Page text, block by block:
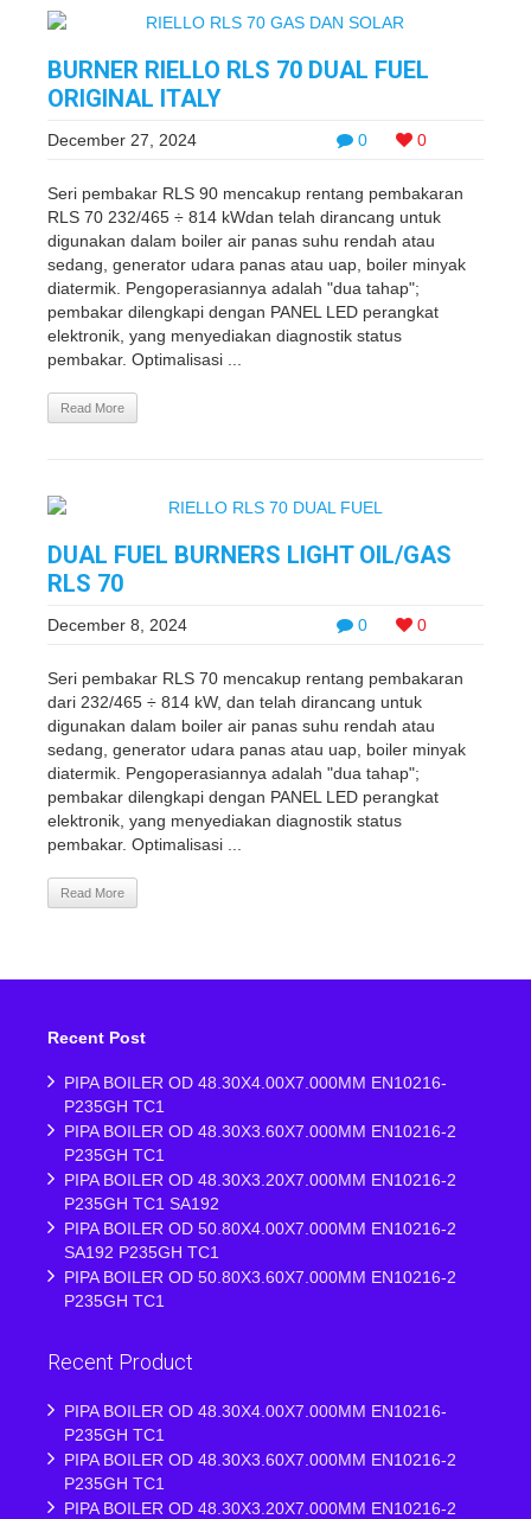
BURNER RIELLO RLS 70 DUAL FUEL
ORIGINAL ITALY
0 0
December 27, 2024
Seri pembakar RLS 90 mencakup rentang pembakaran
RLS 70 232/465 ÷ 814 kWdan telah dirancang untuk
digunakan dalam boiler air panas suhu rendah atau
sedang, generator udara panas atau uap, boiler minyak
diatermik. Pengoperasiannya adalah "dua tahap";
pembakar dilengkapi dengan PANEL LED perangkat
elektronik, yang menyediakan diagnostik status
pembakar. Optimalisasi ...
Read More
DUAL FUEL BURNERS LIGHT OIL/GAS
RLS 70
0 0
December 8, 2024
Seri pembakar RLS 70 mencakup rentang pembakaran
dari 232/465 ÷ 814 kW, dan telah dirancang untuk
digunakan dalam boiler air panas suhu rendah atau
sedang, generator udara panas atau uap, boiler minyak
diatermik. Pengoperasiannya adalah "dua tahap";
pembakar dilengkapi dengan PANEL LED perangkat
elektronik, yang menyediakan diagnostik status
pembakar. Optimalisasi ...
Read More
Recent Post
PIPA BOILER OD 48.30X4.00X7.000MM EN10216-
P235GH TC1
PIPA BOILER OD 48.30X3.60X7.000MM EN10216-2
P235GH TC1
PIPA BOILER OD 48.30X3.20X7.000MM EN10216-2
P235GH TC1 SA192
PIPA BOILER OD 50.80X4.00X7.000MM EN10216-2
SA192 P235GH TC1
PIPA BOILER OD 50.80X3.60X7.000MM EN10216-2
P235GH TC1
Recent Product
PIPA BOILER OD 48.30X4.00X7.000MM EN10216-
P235GH TC1
PIPA BOILER OD 48.30X3.60X7.000MM EN10216-2
P235GH TC1
PIPA BOILER OD 48.30X3.20X7.000MM EN10216-2